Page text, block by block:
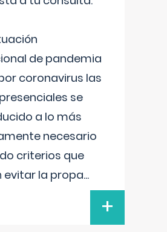
de pandemia
coronavirus las
se
a lo más
necesario
criterios que
evitar la propa...
+